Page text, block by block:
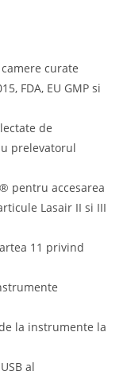
curate
FDA, EU GMP si
de
prelevatorul
pentru accesarea
Lasair II si III
11 privind
la instrumente la
al